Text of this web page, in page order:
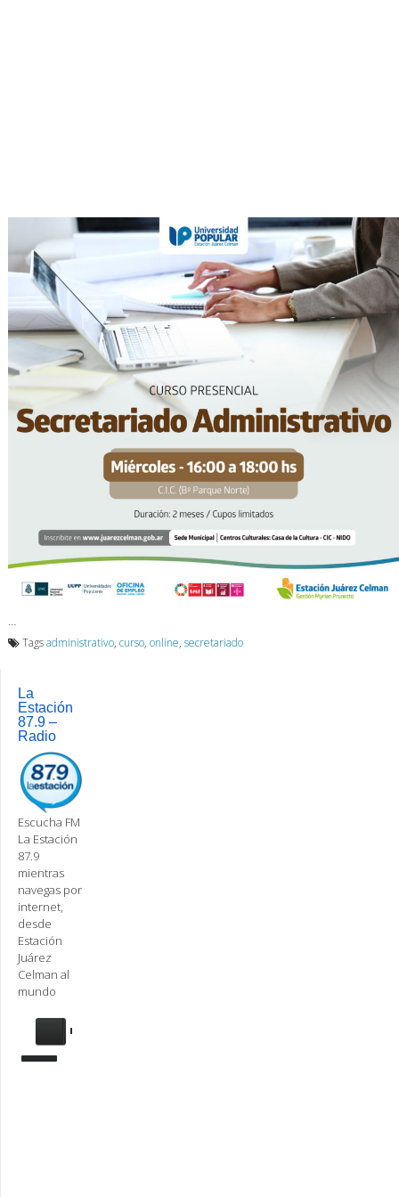
…
Tagsadministrativo, curso, online, secretariado
La
Estación
87.9 –
Radio
Escucha FM
La Estación
87.9
mientras
navegas por
internet,
desde
Estación
Juárez
Celman al
mundo